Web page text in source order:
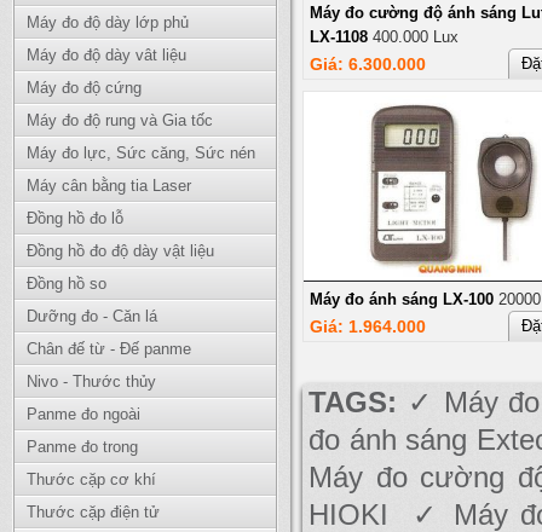
Máy đo độ dày lớp phủ
Máy đo độ dày vât liệu
Máy đo độ cứng
Máy đo độ rung và Gia tốc
Máy đo lực, Sức căng, Sức nén
Máy cân bằng tia Laser
Đồng hồ đo lỗ
Đồng hồ đo độ dày vật liệu
Đồng hồ so
Dưỡng đo - Căn lá
Chân đế từ - Đế panme
Nivo - Thước thủy
Panme đo ngoài
Panme đo trong
Thước cặp cơ khí
Thước cặp điện tử
Máy đo cường độ ánh sáng
LX-1108 400.000 Lux
Giá: 6.300.000
Máy đo ánh sáng LX-100
Giá: 1.964.000
TAGS:
Máy
đo ánh sáng
Máy đo cường
HIOKI
Máy